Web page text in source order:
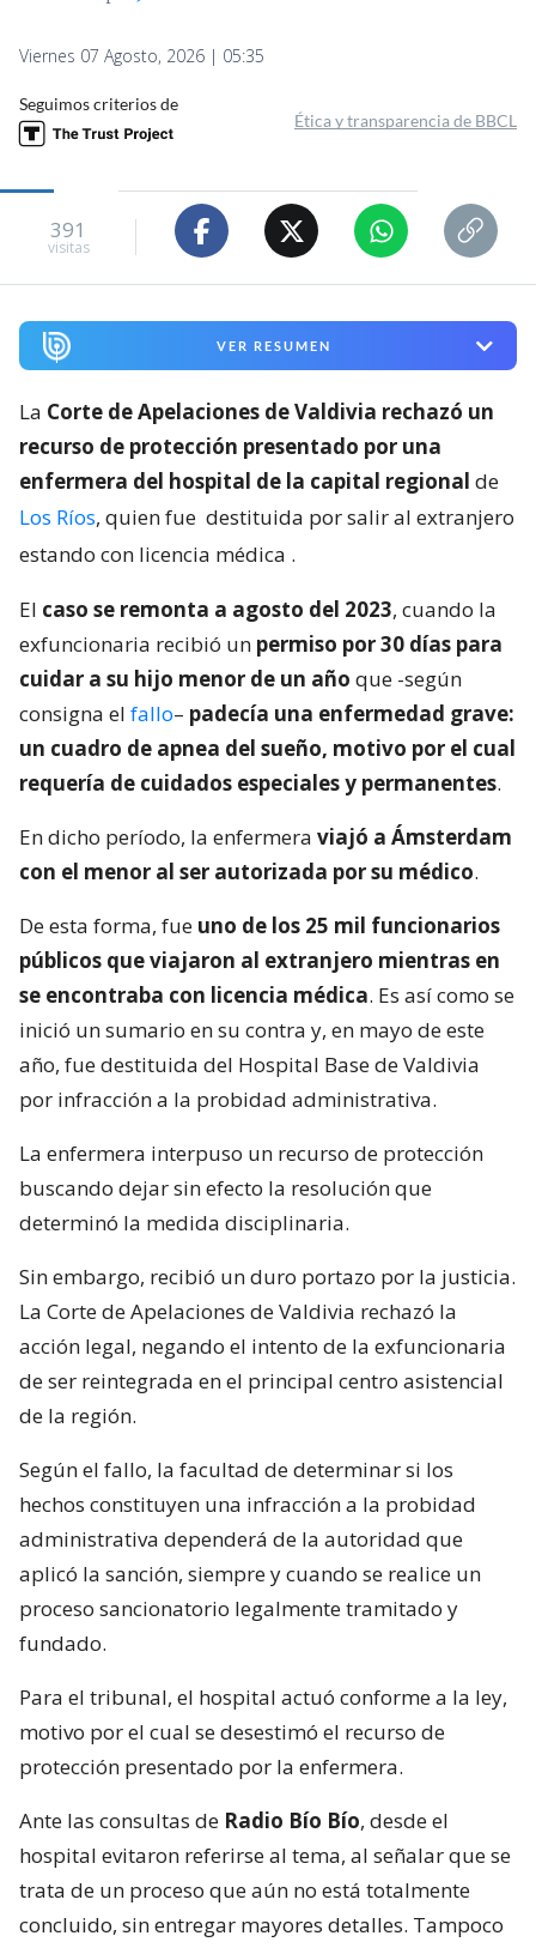
Viernes 07 Agosto, 2026 | 05:35
Seguimos criterios de
Ética y transparencia de BBCL
391
visitas
VER RESUMEN
La Corte de Apelaciones de Valdivia rechazó un
recurso de protección presentado por una
enfermera del hospital de la capital regional de
Los Ríos, quien fue destituida por salir al extranjero
estando con licencia médica .
El caso se remonta a agosto del 2023, cuando la
exfuncionaria recibió un permiso por 30 días para
cuidar a su hijo menor de un año que -según
consigna el fallo– padecía una enfermedad grave:
un cuadro de apnea del sueño, motivo por el cual
requería de cuidados especiales y permanentes.
En dicho período, la enfermera viajó a Ámsterdam
con el menor al ser autorizada por su médico.
De esta forma, fue uno de los 25 mil funcionarios
públicos que viajaron al extranjero mientras en
se encontraba con licencia médica. Es así como se
inició un sumario en su contra y, en mayo de este
año, fue destituida del Hospital Base de Valdivia
por infracción a la probidad administrativa.
La enfermera interpuso un recurso de protección
buscando dejar sin efecto la resolución que
determinó la medida disciplinaria.
Sin embargo, recibió un duro portazo por la justicia.
La Corte de Apelaciones de Valdivia rechazó la
acción legal, negando el intento de la exfuncionaria
de ser reintegrada en el principal centro asistencial
de la región.
Según el fallo, la facultad de determinar si los
hechos constituyen una infracción a la probidad
administrativa dependerá de la autoridad que
aplicó la sanción, siempre y cuando se realice un
proceso sancionatorio legalmente tramitado y
fundado.
Para el tribunal, el hospital actuó conforme a la ley,
motivo por el cual se desestimó el recurso de
protección presentado por la enfermera.
Ante las consultas de Radio Bío Bío, desde el
hospital evitaron referirse al tema, al señalar que se
trata de un proceso que aún no está totalmente
concluido, sin entregar mayores detalles. Tampoco